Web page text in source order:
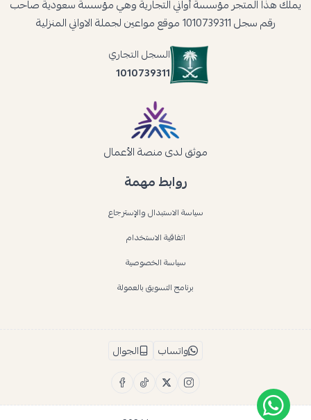
روابط مهمة
سياسة الاستبدال والإسترجاع
اتفاقية الاستخدام
سياسة الخصوصية
برنامج التسويق بالعمولة
يملك هذا المتجر مؤسسة أواني التجارية وهي مؤسسة سعودية صاحب
رقم سجل 1010739311 موقع مواعين لجملة الاواني المنزلية
السجل التجاري
1010739311
موثق لدى منصة الأعمال
واتساب الجوال